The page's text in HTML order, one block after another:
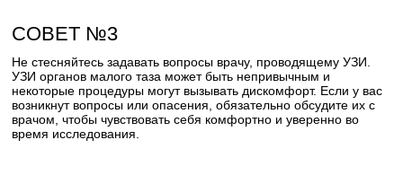
СОВЕТ №3
Не стесняйтесь задавать вопросы врачу, проводящему УЗИ.
УЗИ органов малого таза может быть непривычным и
некоторые процедуры могут вызывать дискомфорт. Если у вас
возникнут вопросы или опасения, обязательно обсудите их с
врачом, чтобы чувствовать себя комфортно и уверенно во
время исследования.